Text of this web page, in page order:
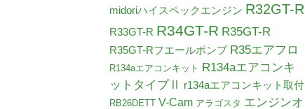
midoriハイスペックエンジン R32GT-R
R33GT-R R34GT-R R35GT-R
R35GT-Rフエールポンプ R35エアフロ
R134aエアコンキット R134aエアコンキ
ットタイプⅡ
r134aエアコンキット取付
RB26DETT V-Cam アラゴスタ エンジンオ